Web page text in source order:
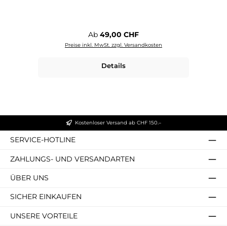
Regulärer Preis:
Ab 49,00 CHF
Preise inkl. MwSt. zzgl. Versandkosten
Details
Kostenloser Versand ab CHF 150.–
SERVICE-HOTLINE
ZAHLUNGS- UND VERSANDARTEN
ÜBER UNS
SICHER EINKAUFEN
UNSERE VORTEILE